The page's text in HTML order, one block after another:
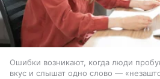
Ошибки возникают, когда люди
вкус и слышат одно слово —